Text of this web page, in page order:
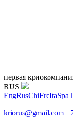
первая
RUS
EngRusChiFreItaSpa
kriorus@gmail.com